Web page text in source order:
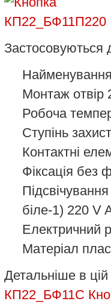
Застосовуються
Монтаж
Робоча
Ступінь
Контактні
Фіксація без
Підсвічування
біле-1) 220 V
Електричний
Матеріал
Детальніше в цій
КП22_БФ11С